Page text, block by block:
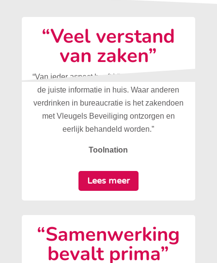
“Veel verstand
van zaken”
“Van ieder aspect heeft Vleugels Beveiliging
de juiste informatie in huis. Waar anderen
verdrinken in bureaucratie is het zakendoen
met Vleugels Beveiliging ontzorgen en
eerlijk behandeld worden.”
Toolnation
Lees meer
“Samenwerking
bevalt prima”